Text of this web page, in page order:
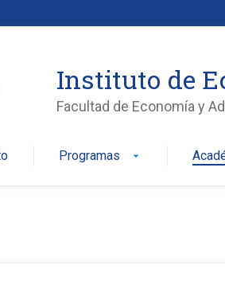
Instituto de
Facultad de Economía y
Programas arrow_drop_down